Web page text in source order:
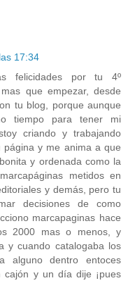
17:34
felicidades por tu 4º
que empezar, desde
tu blog, porque aunque
tiempo para tener mi
criando y trabajando
página y me anima a que
y ordenada como la
metidos en
y demás, pero tu
decisiones de como
marcapaginas hace
2000 mas o menos, y
y cuando catalogaba los
alguno dentro entoces
cajón y un día dije ¡pues